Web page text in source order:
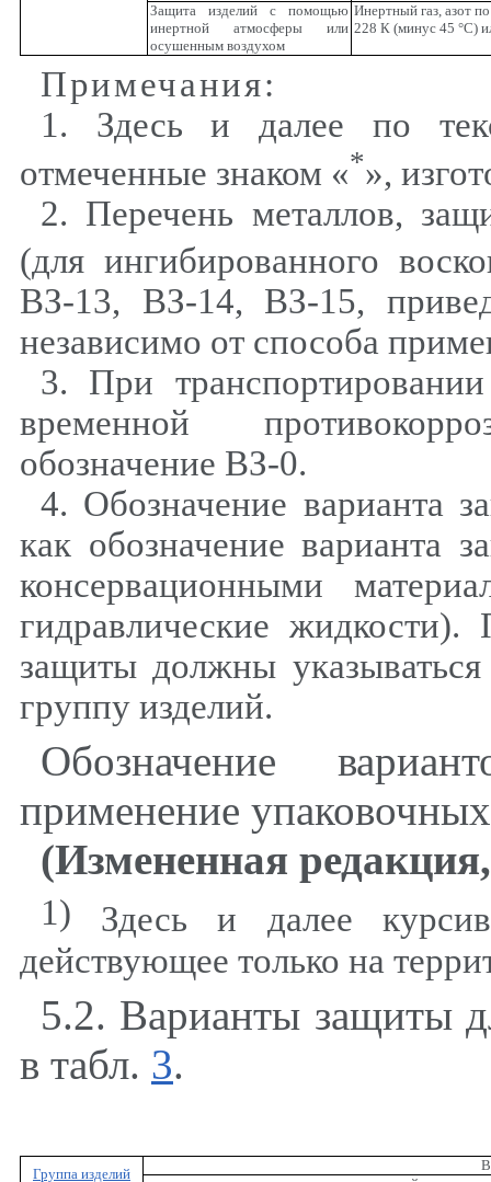
Защита изделий с помощью
инертной атмосферы или
осушенным воздухом
Инертный газ, азот
228 К (минус 45 °С)
Примечания:
1. Здесь и далее по
отмеченные знаком «*»,
2. Перечень металлов,
(для ингибированного
ВЗ-13, ВЗ-14, ВЗ-15,
независимо от способа
3. При
временной
обозначение ВЗ-0.
4. Обозначение варианта
как обозначение варианта
консервационными
гидравлические
защиты должны
группу изделий.
Обозначение
применение
(Измененная
1) Здесь и далее
действующее только на
5.2. Варианты защиты
в табл. 3.
Группа изделий